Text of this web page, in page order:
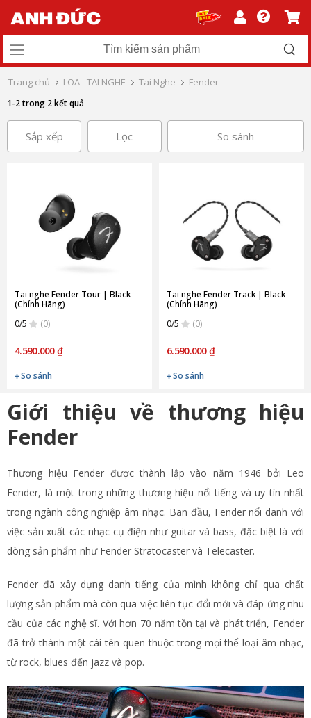
Trang chủ LOA - TAI NGHE Tai Nghe Fender
1-2 trong 2 kết quả
Sắp xếp Lọc So sánh
Tai nghe Fender Tour | Black
(Chính Hãng)
0/5
(0)
4.590.000 ₫
So sánh
Tai nghe Fender Track | Black
(Chính Hãng)
0/5
(0)
6.590.000 ₫
So sánh
Giới thiệu về thương hiệu
Fender
Thương hiệu Fender được thành lập vào năm 1946 bởi Leo
Fender, là một trong những thương hiệu nổi tiếng và uy tín nhất
trong ngành công nghiệp âm nhạc. Ban đầu, Fender nổi danh với
việc sản xuất các nhạc cụ điện như guitar và bass, đặc biệt là với
dòng sản phẩm như Fender Stratocaster và Telecaster.
Fender đã xây dựng danh tiếng của mình không chỉ qua chất
lượng sản phẩm mà còn qua việc liên tục đổi mới và đáp ứng nhu
cầu của các nghệ sĩ. Với hơn 70 năm tồn tại và phát triển, Fender
đã trở thành một cái tên quen thuộc trong mọi thể loại âm nhạc,
từ rock, blues đến jazz và pop.